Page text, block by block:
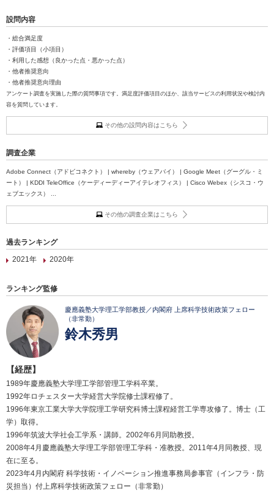
設問内容
・総合満足度
・評価項目（小項目）
・利用した感想（良かった点・悪かった点）
・他者推奨意向
・他者推奨意向理由
アンケート調査を実施した際の質問事項です。満足度評価項目のほか、該当サービスの利用状況や検討内
容を質問しています。
その他の設問内容はこちら
調査企業
Adobe Connect（アドビコネクト） | whereby（ウェアバイ） | Google Meet（グーグル・ミ
ート） | KDDI TeleOffice（ケーディーディーアイテレオフィス） | Cisco Webex（シスコ・ウ
ェブエックス） ...
その他の調査企業はこちら
過去ランキング
2021年
2020年
ランキング監修
慶應義塾大学理工学部教授／内閣府 上席科学技術政策フェロー
（非常勤）
鈴木秀男
【経歴】
1989年慶應義塾大学理工学部管理工学科卒業。
1992年ロチェスター大学経営大学院修士課程修了。
1996年東京工業大学大学院理工学研究科博士課程経営工学専攻修了。博士（工
学）取得。
1996年筑波大学社会工学系・講師。2002年6月同助教授。
2008年4月慶應義塾大学理工学部管理工学科・准教授。2011年4月同教授、現
在に至る。
2023年4月内閣府 科学技術・イノベーション推進事務局参事官（インフラ・防
災担当）付上席科学技術政策フェロー（非常勤）